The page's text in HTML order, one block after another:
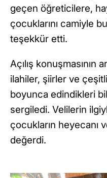
geçen öğreticilere,
çocuklarını camiyle
teşekkür etti.
Açılış konuşmasının
ilahiler, şiirler ve
boyunca edindikleri
sergiledi. Velilerin
çocukların heyecanı
değerdi.